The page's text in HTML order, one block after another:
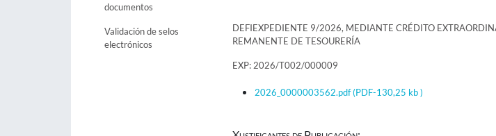
documentos
Validación de selos
electrónicos
DEFIEXPEDIENTE 9/2026, MEDIANTE CRÉDITO
REMANENTE DE TESOURERÍA
EXP: 2026/T002/000009
2026_0000003562.pdf(PDF-130,25 kb )